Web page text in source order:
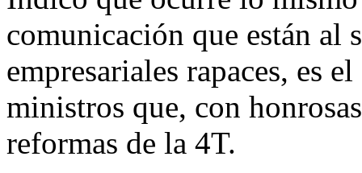
comunicación que están al
empresariales rapaces, es
ministros que, con
reformas de la 4T.